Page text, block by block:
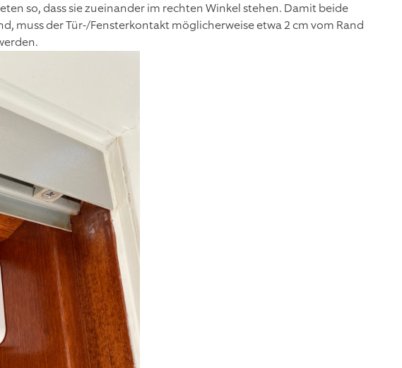
so, dass sie zueinander im rechten Winkel stehen. Damit beide
muss der Tür-/Fensterkontakt möglicherweise etwa 2 cm vom Rand